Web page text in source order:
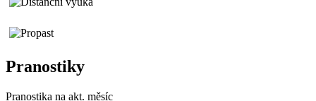
Pranostiky
Pranostika na akt. měsíc